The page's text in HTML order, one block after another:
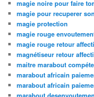
magie noire pour faire
magie pour recuperer
magie protection
magie rouge
magie rouge retour
magnétiseur retour
maitre marabout
marabout africain
marabout africain